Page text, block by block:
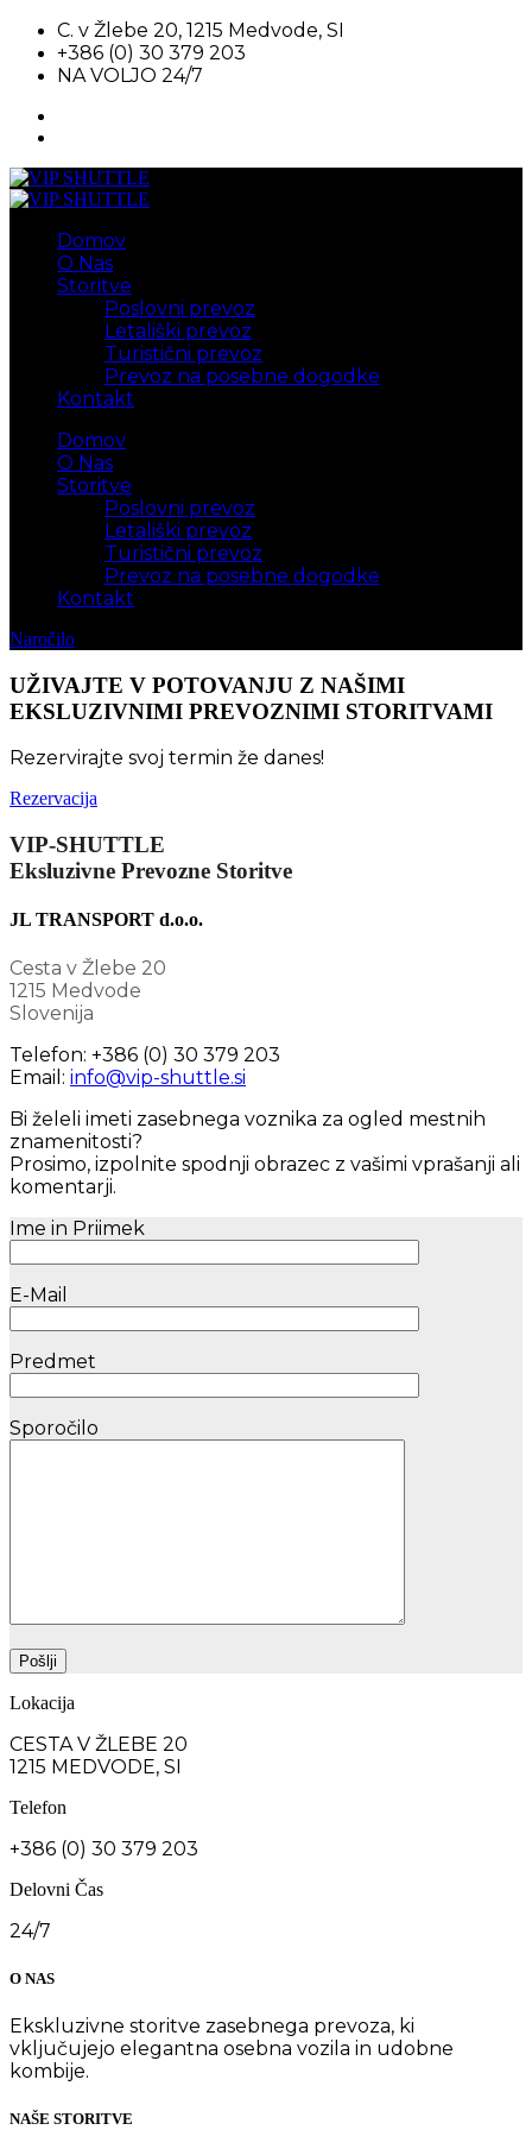
C. v Žlebe 20, 1215 Medvode, SI
+386 (0) 30 379 203
NA VOLJO 24/7
Domov
O Nas
Storitve
Poslovni prevoz
Letališki prevoz
Turistični prevoz
Prevoz na posebne dogodke
Kontakt
Domov
O Nas
Storitve
Poslovni prevoz
Letališki prevoz
Turistični prevoz
Prevoz na posebne dogodke
Kontakt
Naročilo
UŽIVAJTE V POTOVANJU Z NAŠIMI
EKSLUZIVNIMI PREVOZNIMI STORITVAMI
Rezervirajte svoj termin že danes!
Rezervacija
VIP-SHUTTLE
Eksluzivne Prevozne Storitve
JL TRANSPORT d.o.o.
Cesta v Žlebe 20
1215 Medvode
Slovenija
Telefon: +386 (0) 30 379 203
Email: info@vip-shuttle.si
Bi želeli imeti zasebnega voznika za ogled mestnih
znamenitosti?
Prosimo, izpolnite spodnji obrazec z vašimi vprašanji ali
komentarji.
Ime in Priimek
E-Mail
Predmet
Sporočilo
Lokacija
CESTA V ŽLEBE 20
1215 MEDVODE, SI
Telefon
+386 (0) 30 379 203
Delovni Čas
24/7
O NAS
Ekskluzivne storitve zasebnega prevoza, ki
vključujejo elegantna osebna vozila in udobne
kombije.
NAŠE STORITVE